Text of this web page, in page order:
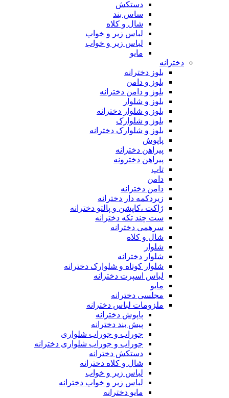
دستکش
ساس بند
شال و کلاه
لباس زیر و خواب
لباس زیر و خواب
مایو
دخترانه
بلوز دخترانه
بلوز و دامن
بلوز و دامن دخترانه
بلوز و شلوار
بلوز و شلوار دخترانه
بلوز و شلوارک
بلوز و شلوارک دخترانه
پاپوش
پیراهن دخترانه
پیراهن دخترونه
تاپ
دامن
دامن دخترانه
زیردکمه دار دخترانه
ژاکت ،کاپشن و پالتو دخترانه
ست چند تکه دخترانه
سرهمی دخترانه
شال و کلاه
شلوار
شلوار دخترانه
شلوار کوتاه و شلوارک دخترانه
لباس اسپرت دخترانه
مایو
مجلسی دخترانه
ملزومات لباس دخترانه
پاپوش دخترانه
پیش بند دخترانه
جوراب و جوراب شلواری
جوراب و جوراب شلواری دخترانه
دستکش دخترانه
شال و کلاه دخترانه
لباس زیر و خواب
لباس زیر و خواب دخترانه
مایو دخترانه